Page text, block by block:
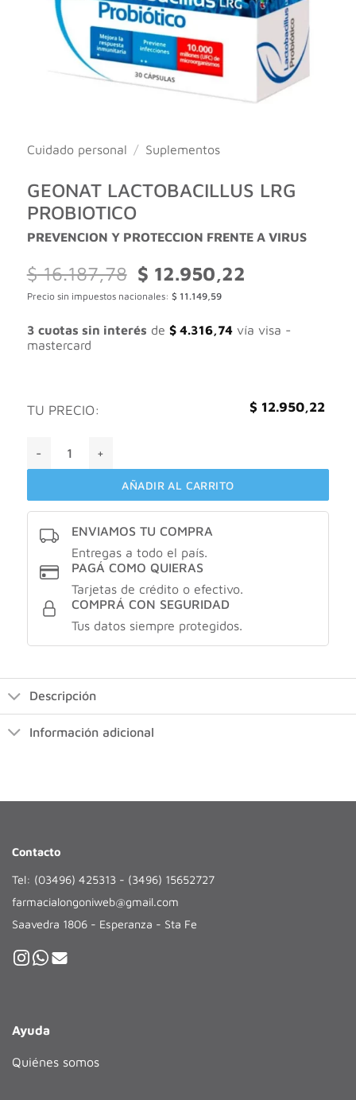
Cuidado personal / Suplementos
GEONAT LACTOBACILLUS LRG
PROBIOTICO
PREVENCION Y PROTECCION FRENTE A VIRUS
$16.187,78
El
precio
original
$ 16.187,78.
$ 12.950,22
$ 12.950,22.
Precio sin impuestos nacionales: $ 11.149,59
3 cuotas sin interés de $4.316,74vía visa -
mastercard
TU PRECIO: $ 12.950,22
AÑADIR AL CARRITO
ENVIAMOS TU COMPRA
Entregas a todo el país.
PAGÁ COMO QUIERAS
Tarjetas de crédito o efectivo.
COMPRÁ CON SEGURIDAD
Tus datos siempre protegidos.
Descripción
Información adicional
Contacto
Tel: (03496) 425313 - (3496) 15652727
farmacialongoniweb@gmail.com
Saavedra 1806 - Esperanza - Sta Fe
Ayuda
Quiénes somos